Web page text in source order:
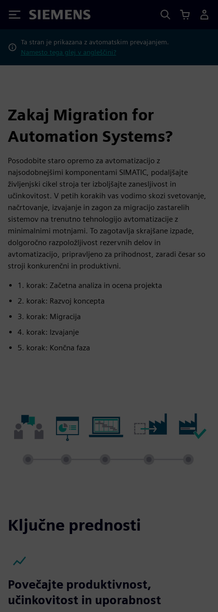
Siemens
Ta stran je prikazana z avtomatskim prevajanjem.
Namesto tega glej v angleščini?
Zakaj Migration for
Automation Systems?
Posodobite staro opremo za avtomatizacijo z
najsodobnejšimi komponentami SIMATIC, podaljšajte
življenjski cikel stroja ter izboljšajte zanesljivost in
učinkovitost. V petih korakih vas vodimo skozi svetovanje,
načrtovanje, izvajanje in zagon za migracijo zastarelih
sistemov na trenutno tehnologijo avtomatizacije z
minimalnimi motnjami. To zagotavlja skrajšane izpade,
dolgoročno razpoložljivost rezervnih delov in
avtomatizacijo, pripravljeno za prihodnost, zaradi česar so
stroji konkurenčni in produktivni.
1. korak: Začetna analiza in ocena projekta
2. korak: Razvoj koncepta
3. korak: Migracija
4. korak: Izvajanje
5. korak: Končna faza
Ključne prednosti
Povečajte produktivnost,
učinkovitost in uporabnost